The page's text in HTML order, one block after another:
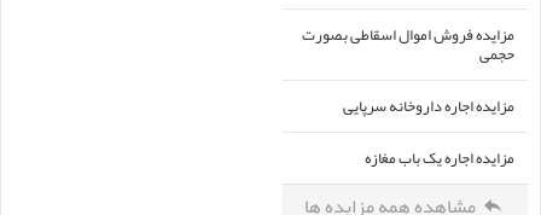
مزایده فروش اموال اسقاطی بصورت
حجمی
مزایده اجاره داروخانه سرپایی
مزایده اجاره یک باب مغازه
مشاهده همه مزایده ها